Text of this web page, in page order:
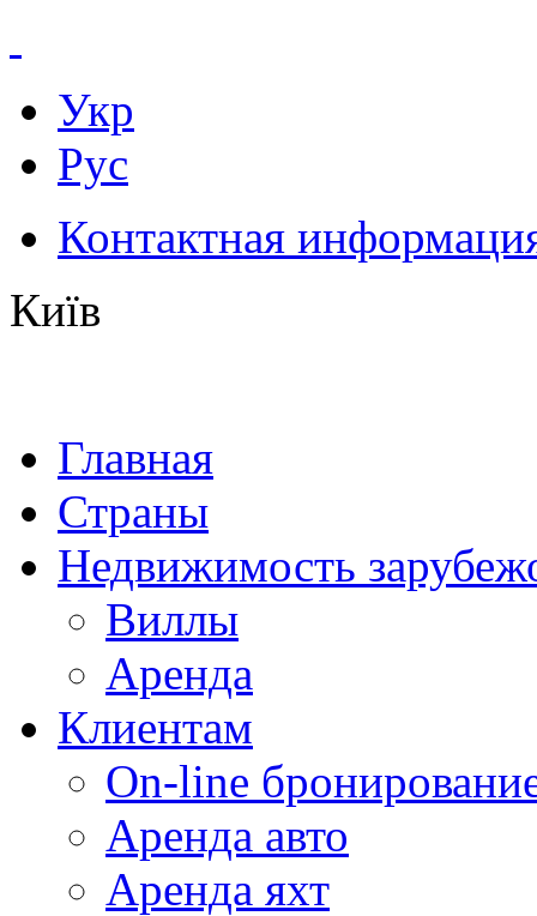
Укр
Рус
Контактная
Київ
Главная
Страны
Недвижимость
Виллы
Аренда
Клиентам
On-line
Аренда авто
Аренда яхт